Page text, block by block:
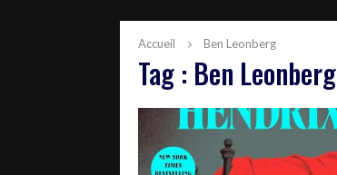
Accueil Ben Leonberg
Tag : Ben Leonberg